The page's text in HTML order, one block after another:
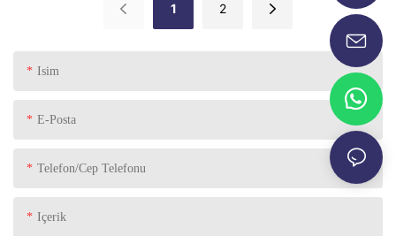
1 2
Isim
E-Posta
Telefon/Cep Telefonu
Içerik